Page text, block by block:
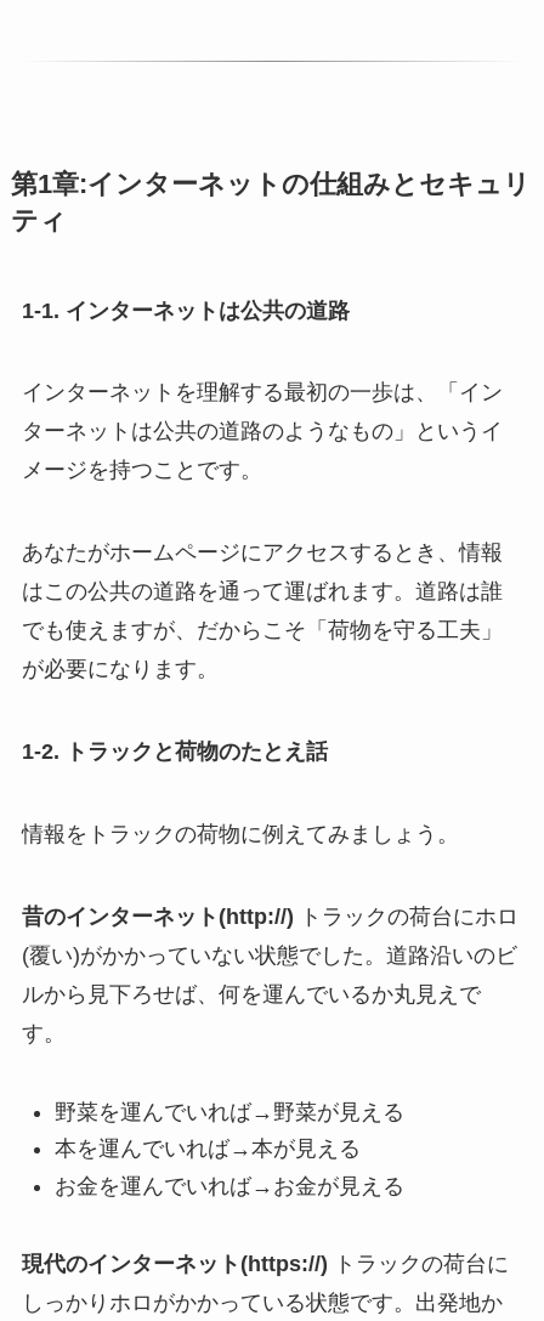
第1章:インターネットの仕組みとセキュリ
ティ
1-1. インターネットは公共の道路
インターネットを理解する最初の一歩は、「イン
ターネットは公共の道路のようなもの」というイ
メージを持つことです。
あなたがホームページにアクセスするとき、情報
はこの公共の道路を通って運ばれます。道路は誰
でも使えますが、だからこそ「荷物を守る工夫」
が必要になります。
1-2. トラックと荷物のたとえ話
情報をトラックの荷物に例えてみましょう。
昔のインターネット(http://) トラックの荷台にホロ
(覆い)がかかっていない状態でした。道路沿いのビ
ルから見下ろせば、何を運んでいるか丸見えで
す。
野菜を運んでいれば→野菜が見える
本を運んでいれば→本が見える
お金を運んでいれば→お金が見える
現代のインターネット(https://) トラックの荷台に
しっかりホロがかかっている状態です。出発地か